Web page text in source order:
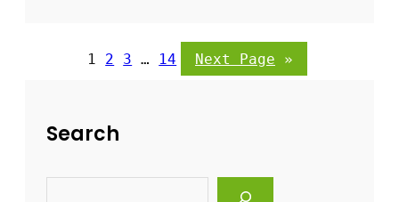
س
ق
ف
1 2 3 … 14 Next Page »
Search